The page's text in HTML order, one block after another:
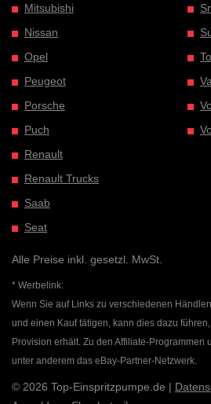
Mitsubishi
Nissan
Opel
Peugeot
Porsche
Puch
Renault
Renault Trucks
Saab
Seat
Alle Preise inkl. gesetzl. MwSt.
* Werbelink:
Wenn Sie auf Links zu verschiedenen
und einen Kauf tätigen, kann dies dazu
Provision erhält. Zu den Affiliate-Programmen
unter anderem das eBay-Partner-Netzwerk.
© 2026 Top-Einspritzpumpe.de |